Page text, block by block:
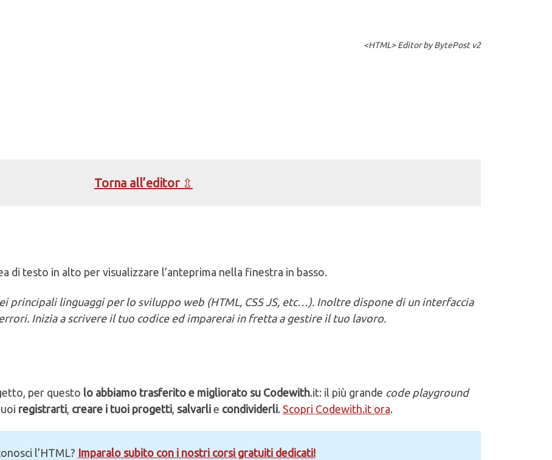
<HTML> Editor by BytePost v2
Torna all’editor ⇫
di testo in alto per visualizzare l’anteprima nella finestra in basso.
principali linguaggi per lo sviluppo web (HTML, CSS JS, etc…). Inoltre dispone di un interfaccia
Inizia a scrivere il tuo codice ed imparerai in fretta a gestire il tuo lavoro.
per questo lo abbiamo trasferito e migliorato su Codewith.it: il più grande code playground
registrarti creare i tuoi progetti salvarli e condividerli. Scopri Codewith.it ora.
l’HTML? Imparalo subito con i nostri corsi gratuiti dedicati!